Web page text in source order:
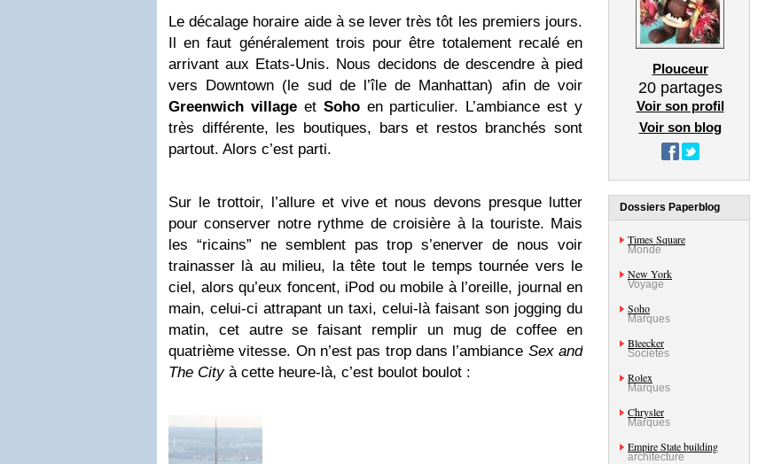
Le décalage horaire aide à se lever très tôt les premiers jours.
Il en faut généralement trois pour être totalement recalé en
arrivant aux Etats-Unis. Nous decidons de descendre à pied
vers Downtown (le sud de l’île de Manhattan) afin de voir
Greenwich villageet Sohoen particulier. L’ambiance est y
très différente, les boutiques, bars et restos branchés sont
partout. Alors c’est parti.
Sur le trottoir, l’allure et vive et nous devons presque lutter
pour conserver notre rythme de croisière à la touriste. Mais
les “ricains” ne semblent pas trop s’enerver de nous voir
trainasser là au milieu, la tête tout le temps tournée vers le
ciel, alors qu’eux foncent, iPod ou mobile à l’oreille, journal en
main, celui-ci attrapant un taxi, celui-là faisant son jogging du
matin, cet autre se faisant remplir un mug de coffee en
quatrième vitesse. On n’est pas trop dans l’ambiance Sex and
The Cityà cette heure-là, c’est boulot boulot :
Plouceur
20partages
Voir son profil
Voir son blog
Dossiers Paperblog
Times Square
Monde
New York
Voyage
Soho
Marques
Bleecker
Sociétés
Rolex
Marques
Chrysler
Marques
Empire State building
architecture